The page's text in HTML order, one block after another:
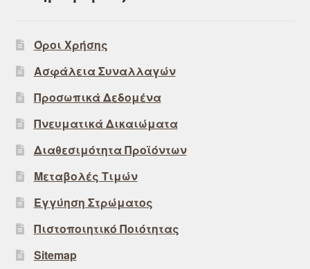
Όροι Χρήσης
Ασφάλεια Συναλλαγών
Προσωπικά Δεδομένα
Πνευματικά Δικαιώματα
Διαθεσιμότητα Προϊόντων
Μεταβολές Τιμών
Εγγύηση Στρώματος
Πιστοποιητικό Ποιότητας
Sitemap